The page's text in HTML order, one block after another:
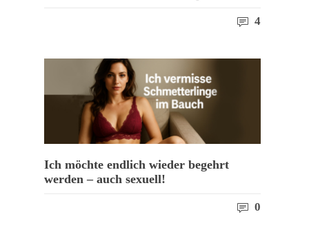
4
Ich möchte endlich wieder begehrt
werden – auch sexuell!
0